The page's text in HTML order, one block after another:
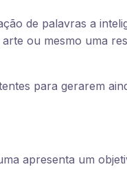
de palavras a
ou mesmo uma
para gerarem
apresenta um